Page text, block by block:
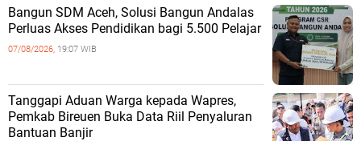
‎Bangun SDM Aceh, Solusi Bangun Andalas
Perluas Akses Pendidikan bagi 5.500 Pelajar ‎
07/08/2026, 19:07 WIB
Tanggapi Aduan Warga kepada Wapres,
Pemkab Bireuen Buka Data Riil Penyaluran
Bantuan Banjir